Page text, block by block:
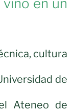
cultura
de
Ateneo de